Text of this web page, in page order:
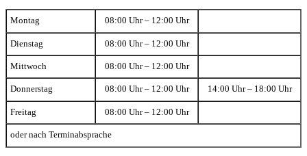
Montag 08:00 Uhr – 12:00 Uhr
Dienstag 08:00 Uhr – 12:00 Uhr
Mittwoch 08:00 Uhr – 12:00 Uhr
Donnerstag 08:00 Uhr – 12:00 Uhr 14:00 Uhr – 18:00 Uhr
Freitag 08:00 Uhr – 12:00 Uhr
oder nach Terminabsprache